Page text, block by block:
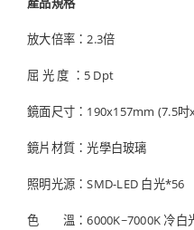
放大倍率：2.3倍
屈 光 度 ：5 Dpt
鏡面尺寸：190x157mm (7.5吋
鏡片材質：光學白玻璃
照明光源：SMD-LED 白光*56
色 溫：6000K~7000K 冷白